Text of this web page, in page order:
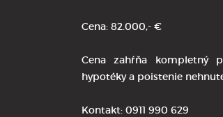
Cena: 82.000,- €
Cena zahŕňa kompletný
hypotéky a poistenie
Kontakt: 0911 990 629